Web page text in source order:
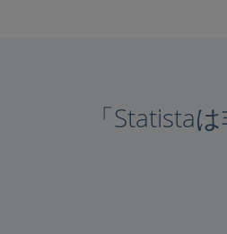
「Statista